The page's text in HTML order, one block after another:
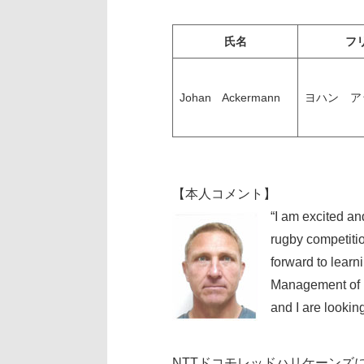
氏名 フ
Johan Ackermann ヨハン ア
【本人コメント】
“I am excited
rugby
forward to
Management
and I are